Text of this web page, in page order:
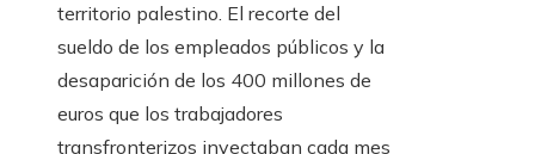
territorio palestino. El recorte del
sueldo de los empleados públicos y la
desaparición de los 400 millones de
euros que los trabajadores
transfronterizos inyectaban cada mes